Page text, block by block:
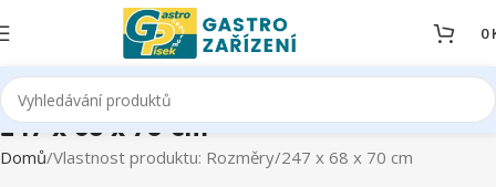
0
247 x 68 x 70 cm
Domů Vlastnost produktu: Rozměry 247 x 68 x 70 cm